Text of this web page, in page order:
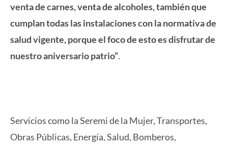
venta de carnes, venta de alcoholes, también que
cumplan todas las instalaciones con la normativa de
salud vigente, porque el foco de esto es disfrutar de
nuestro aniversario patrio”.
Servicios como la Seremi de la Mujer, Transportes,
Obras Públicas, Energía, Salud, Bomberos,